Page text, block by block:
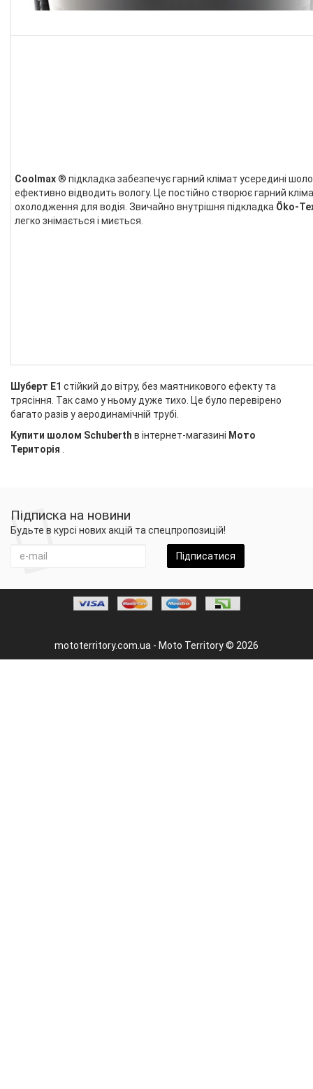
Coolmax® підкладка забезпечує гарний клімат усередині
ефективно відводить вологу. Це постійно створює гарний
охолодження для водія. Звичайно внутрішня підкладка Öko-
легко знімається і миється.
Шуберт Е1 стійкий до вітру, без маятникового ефекту та
трясіння. Так само у ньому дуже тихо. Це було перевірено
багато разів у аеродинамічній трубі.
Купити шолом Schuberth в інтернет-магазині Мото
Територія
Підписка на новини
Будьте в курсі нових акцій та спецпропозицій!
Підписатися
mototerritory.com.ua - Moto Territory © 2026